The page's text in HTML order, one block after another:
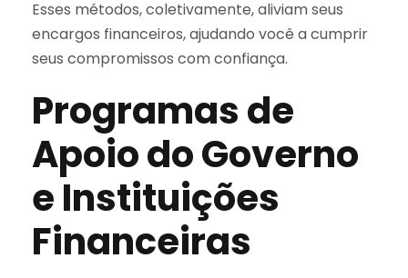
Esses métodos, coletivamente, aliviam seus
encargos financeiros, ajudando você a cumprir
seus compromissos com confiança.
Programas de
Apoio do Governo
e Instituições
Financeiras